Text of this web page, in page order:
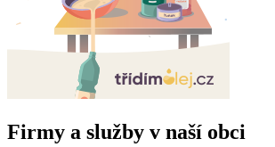
Firmy a služby v naší obci